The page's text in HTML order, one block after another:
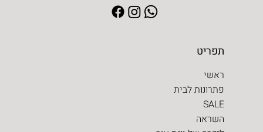
תפריט
ראשי
פתרונות לבית
SALE
השראה